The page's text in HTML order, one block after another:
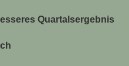
Quartalsergebnis